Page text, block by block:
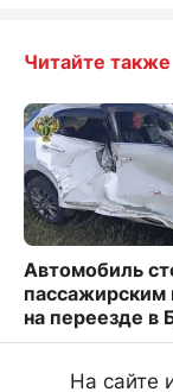
Читайте также
Автомобиль
пассажирским
на переезде в
На сайте